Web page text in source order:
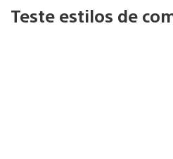
Teste estilos de